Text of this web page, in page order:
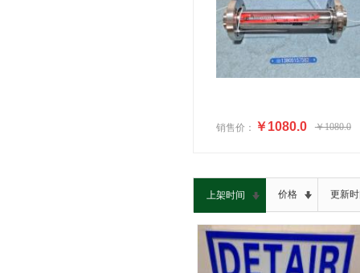
销售价： ￥1080.0 ￥1080.0
上架时间 价格 更新